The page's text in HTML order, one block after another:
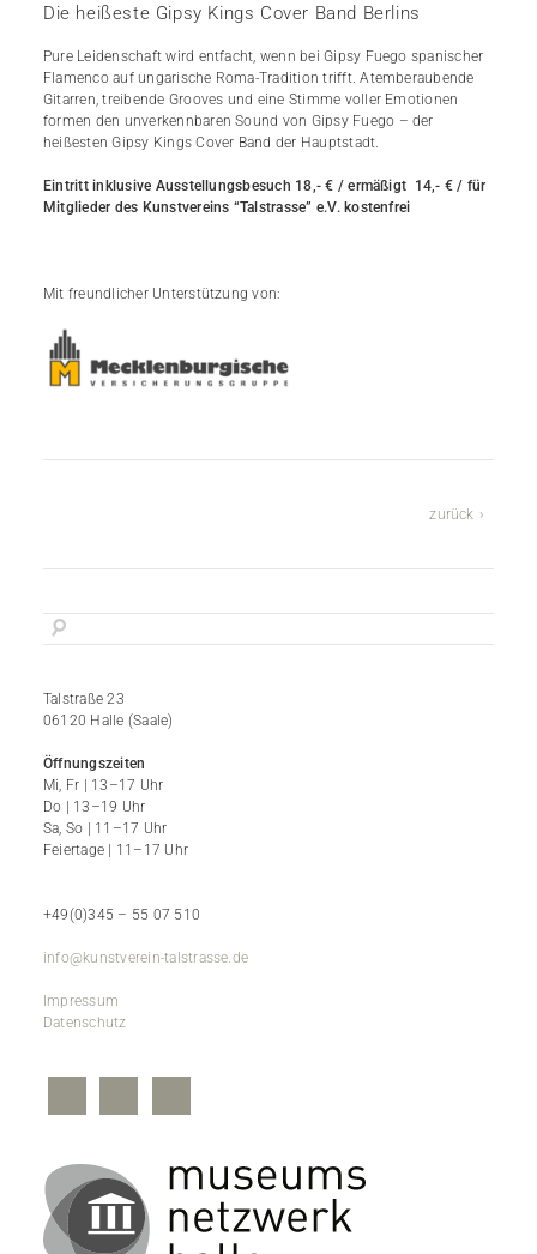
Die heißeste Gipsy Kings Cover Band Berlins
Pure Leidenschaft wird entfacht, wenn bei Gipsy Fuego spanischer
Flamenco auf ungarische Roma-Tradition trifft. Atemberaubende
Gitarren, treibende Grooves und eine Stimme voller Emotionen
formen den unverkennbaren Sound von Gipsy Fuego – der
heißesten Gipsy Kings Cover Band der Hauptstadt.
Eintritt inklusive Ausstellungsbesuch 18,- € / ermäßigt 14,- € / für
Mitglieder des Kunstvereins “Talstrasse” e.V. kostenfrei
Mit freundlicher Unterstützung von:
zurück
Talstraße 23
06120 Halle (Saale)
Öffnungszeiten
Mi, Fr | 13–17 Uhr
Do | 13–19 Uhr
Sa, So | 11–17 Uhr
Feiertage | 11–17 Uhr
+49(0)345 – 55 07 510
info@kunstverein-talstrasse.de
Impressum
Datenschutz